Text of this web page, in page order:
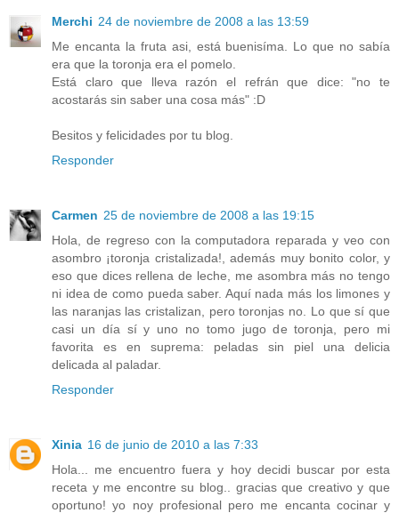
Merchi 24 de noviembre de 2008 a las 13:59
Me encanta la fruta asi, está buenisíma. Lo que no sabía
era que la toronja era el pomelo.
Está claro que lleva razón el refrán que dice: "no te
acostarás sin saber una cosa más" :D
Besitos y felicidades por tu blog.
Responder
Carmen 25 de noviembre de 2008 a las 19:15
Hola, de regreso con la computadora reparada y veo con
asombro ¡toronja cristalizada!, además muy bonito color, y
eso que dices rellena de leche, me asombra más no tengo
ni idea de como pueda saber. Aquí nada más los limones y
las naranjas las cristalizan, pero toronjas no. Lo que sí que
casi un día sí y uno no tomo jugo de toronja, pero mi
favorita es en suprema: peladas sin piel una delicia
delicada al paladar.
Responder
Xinia 16 de junio de 2010 a las 7:33
Hola... me encuentro fuera y hoy decidi buscar por esta
receta y me encontre su blog.. gracias que creativo y que
oportuno! yo noy profesional pero me encanta cocinar y